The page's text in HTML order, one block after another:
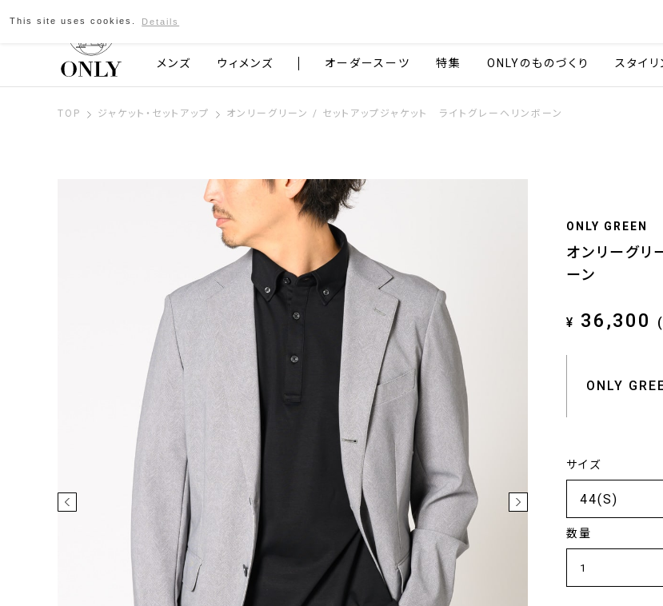
京都発のスーツブランド ONLY
メンズ ウィメンズ オーダースーツ 特集 ONLYのものづくり スタイリ
TOP ジャケット・セットアップ オンリーグリーン / セットアップジャケット ライトグレーヘリンボーン
ONLY GREEN
オンリーグリ
ーン
¥ 36,300
ONLY
サイズ
数量
This site uses cookies. Details